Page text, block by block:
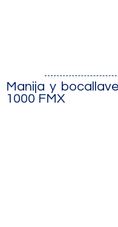
Manija y
1000 FMX